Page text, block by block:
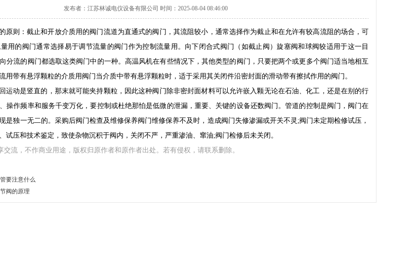
发布者：江苏林诚电仪设备有限公司 时间：2025-08-04 08:46:00
则：截止和开放介质用的阀门流道为直通式的阀门，其流阻较小，通常选择作为截止和在允许有较高流阻的场合，可
用的阀门通常选择易于调节流量的阀门作为控制流量用。向下闭合式阀门（如截止阀）旋塞阀和球阀较适用于这一目
分流的阀门都选取这类阀门中的一种。 高温风机在有些情况下，其他类型的阀门，只要把两个或更多个阀门适当地相互
用带有悬浮颗粒的介质用阀门当介质中带有悬浮颗粒时，适于采用其关闭件沿密封面的滑动带有擦拭作用的阀门。
运动是竖直的，那末就可能夹持颗粒，因此这种阀门除非密封面材料可以允许嵌入颗无论在石油、化工，还是在别的行
操作频率和服务千变万化，要控制或杜绝那怕是低微的泄漏，重要、关键的设备还数阀门。管道的控制是阀门，阀门在
是独一无二的。采购后阀门检查及维修保养阀门维修保养不及时，造成阀门失修渗漏或开关不灵;阀门未定期检修试压，
试压和技术鉴定，致使杂物沉积于阀内，关闭不严，严重渗油、窜油;阀门检修后未关闭。
交流，不作商业用途，版权归原作者和原作者出处。若有侵权，请联系删除。
要注意什么
阀的原理